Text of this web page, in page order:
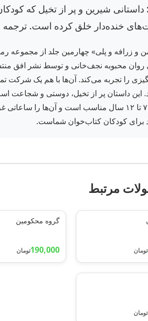
داستانی شیرین و پر از تخیل که
خنده‌دار خلق کرده است. ترجمه روان
و زرافه و پلی» چهارمین جلد از مجموعه
محبوبه نجف‌خانی و توسط نشر افق
را تجربه می‌کند. آن‌ها با هم یک
این داستان پر از تخیل، دوستی و شجاعت
کودکان ۷ تا ۱۲ سال مناسب است و آن‌ها
برای کودکان کتاب‌خوان شماست.
مرتبط
تومان
گروه محکومین
190,000تومان
تومان